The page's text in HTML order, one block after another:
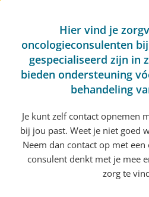
Hier vind je
oncologieconsulenten
gespecialiseerd zijn in
bieden ondersteuning
behandeling
Je kunt zelf contact opnemen
bij jou past. Weet je niet goed
Neem dan contact op met
consulent denkt met je mee
zorg te